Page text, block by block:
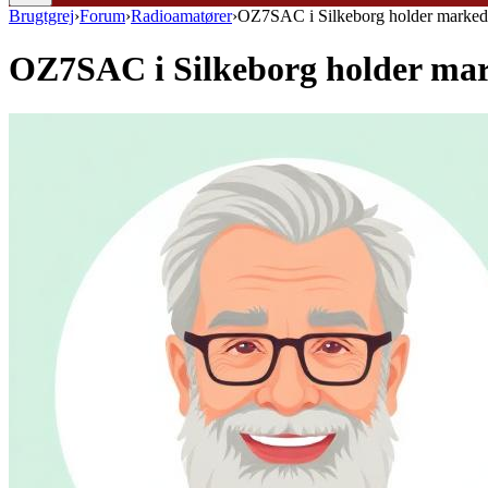
Brugtgrej›Forum›Radioamatører›OZ7SAC i Silkeborg holder marked
OZ7SAC i Silkeborg holder